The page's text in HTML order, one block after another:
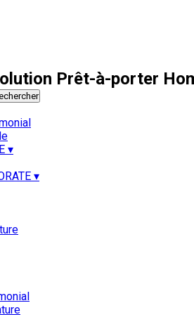
Prêt-à-porter
▾
▾